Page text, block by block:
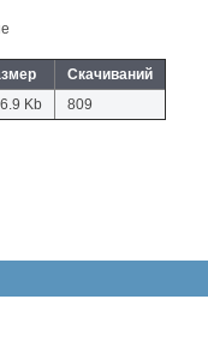
Скачиваний
Kb 809